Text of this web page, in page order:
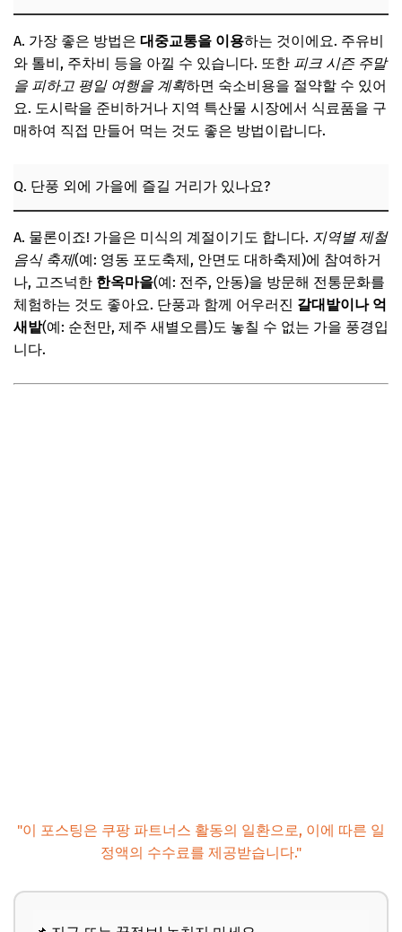
A. 가장 좋은 방법은 대중교통을 이용하는 것이에요. 주유비
와 톨비, 주차비 등을 아낄 수 있습니다. 또한 피크 시즌 주말
을 피하고 평일 여행을 계획하면 숙소비용을 절약할 수 있어
요. 도시락을 준비하거나 지역 특산물 시장에서 식료품을 구
매하여 직접 만들어 먹는 것도 좋은 방법이랍니다.
Q. 단풍 외에 가을에 즐길 거리가 있나요?
A. 물론이죠! 가을은 미식의 계절이기도 합니다. 지역별 제철
음식 축제(예: 영동 포도축제, 안면도 대하축제)에 참여하거
나, 고즈넉한 한옥마을(예: 전주, 안동)을 방문해 전통문화를
체험하는 것도 좋아요. 단풍과 함께 어우러진 갈대밭이나 억
새밭(예: 순천만, 제주 새별오름)도 놓칠 수 없는 가을 풍경입
니다.
"이 포스팅은 쿠팡 파트너스 활동의 일환으로, 이에 따른 일
정액의 수수료를 제공받습니다."